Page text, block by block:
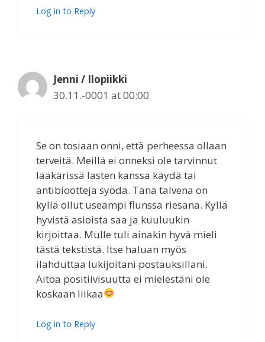
Log in to Reply
Jenni / Ilopiikki
30.11.-0001 at 00:00
Se on tosiaan onni, että perheessa ollaan
terveitä. Meillä ei onneksi ole tarvinnut
lääkärissä lasten kanssa käydä tai
antibiootteja syödä. Tänä talvena on
kyllä ollut useampi flunssa riesana. Kyllä
hyvistä asioista saa ja kuuluukin
kirjoittaa. Mulle tuli ainakin hyvä mieli
tästä tekstistä. Itse haluan myös
ilahduttaa lukijoitani postauksillani.
Aitoa positiivisuutta ei mielestäni ole
koskaan liikaa
Log in to Reply